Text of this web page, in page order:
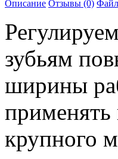
Описание Отзывы (0)
зубьям
ширины
применять
крупного